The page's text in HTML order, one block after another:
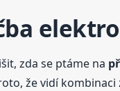
zda se ptáme na
že vidí